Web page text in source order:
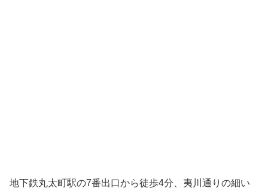
地下鉄丸太町駅の7番出口から徒歩4分、夷川通りの細い